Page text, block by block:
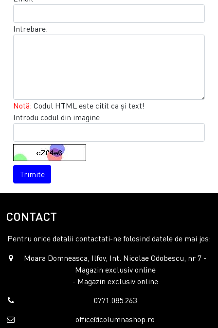
Intrebare:
Notă: Codul HTML este citit ca şi text!
Introdu codul din imagine
Trimite
CONTACT
Pentru orice detalii contactati-ne folosind datele de mai jos:
Moara Domneasca, Ilfov, Int. Nicolae Odobescu, nr 7 -
Magazin exclusiv online
- Magazin exclusiv online
0771.085.263
office@columnashop.ro